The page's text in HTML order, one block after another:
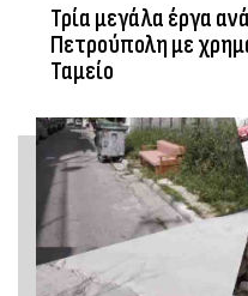
Τρία μεγάλα έργα
Πετρούπολη με
Ταμείο